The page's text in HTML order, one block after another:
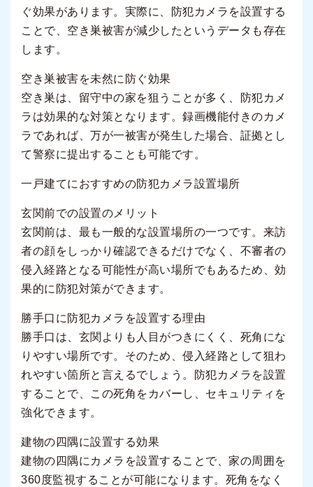
ぐ効果があります。実際に、防犯カメラを設置する
ことで、空き巣被害が減少したというデータも存在
します。
空き巣被害を未然に防ぐ効果
空き巣は、留守中の家を狙うことが多く、防犯カメ
ラは効果的な対策となります。録画機能付きのカメ
ラであれば、万が一被害が発生した場合、証拠とし
て警察に提出することも可能です。
一戸建てにおすすめの防犯カメラ設置場所
玄関前での設置のメリット
玄関前は、最も一般的な設置場所の一つです。来訪
者の顔をしっかり確認できるだけでなく、不審者の
侵入経路となる可能性が高い場所でもあるため、効
果的に防犯対策ができます。
勝手口に防犯カメラを設置する理由
勝手口は、玄関よりも人目がつきにくく、死角にな
りやすい場所です。そのため、侵入経路として狙わ
れやすい箇所と言えるでしょう。防犯カメラを設置
することで、この死角をカバーし、セキュリティを
強化できます。
建物の四隅に設置する効果
建物の四隅にカメラを設置することで、家の周囲を
360度監視することが可能になります。死角をなく